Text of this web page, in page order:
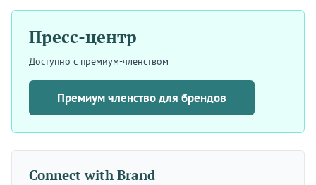
Пресс-центр
Доступно с премиум-членством
Премиум членство для брендов
Connect with Brand